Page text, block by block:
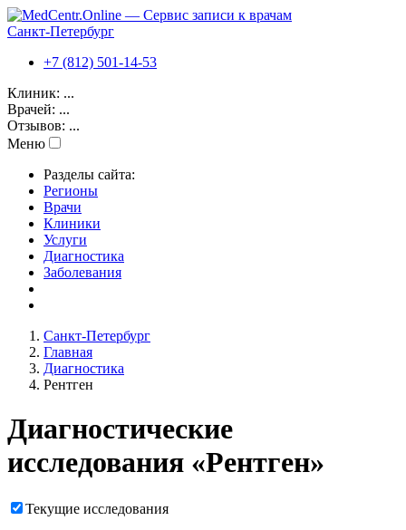
Санкт-Петербург
+7 (812) 501-14-53
Клиник: ...
Врачей: ...
Отзывов: ...
Меню
Разделы сайта:
Регионы
Врачи
Клиники
Услуги
Диагностика
Заболевания
Санкт-Петербург
Главная
Диагностика
Рентген
Диагностические
исследования «Рентген»
Текущие исследования